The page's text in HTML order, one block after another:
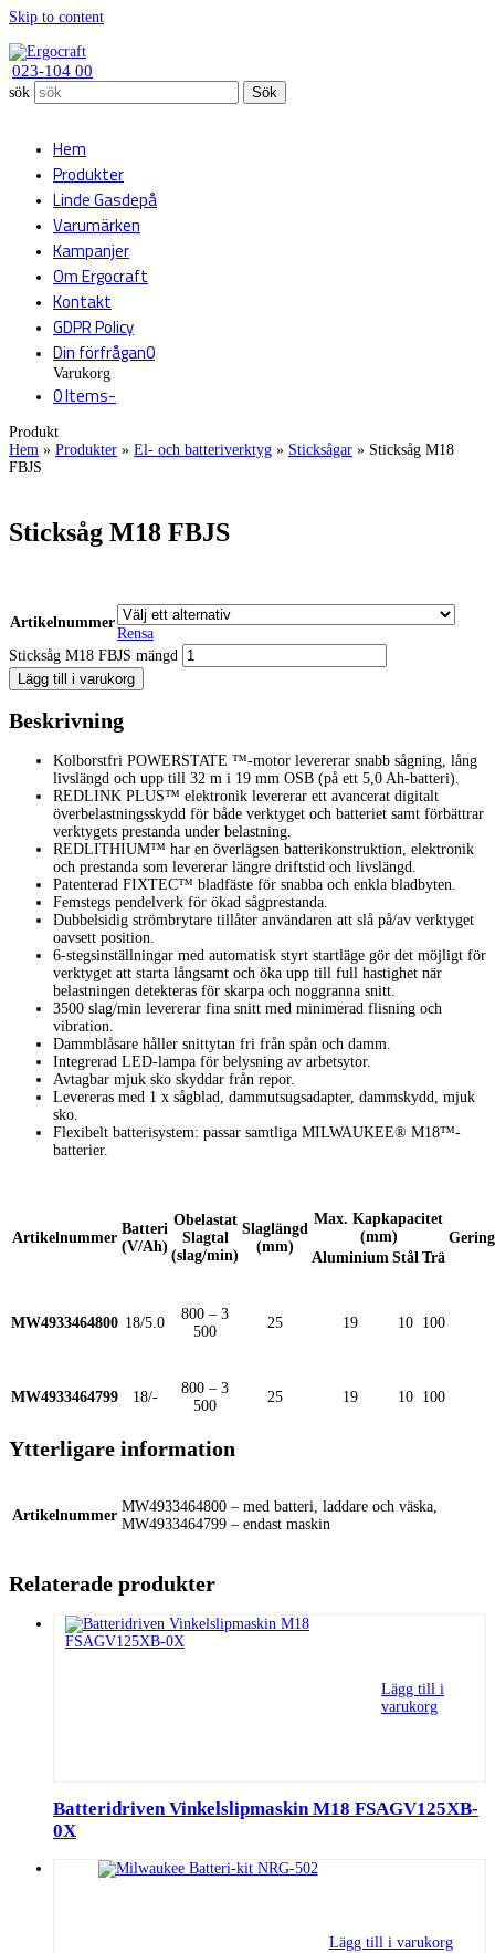
Skip to content
023-104 00
sök Sök
Hem
Produkter
Linde Gasdepå
Varumärken
Kampanjer
Om Ergocraft
Kontakt
GDPR Policy
Din förfrågan0
Varukorg
0 Items-
Produkt
Hem » Produkter » El- och batteriverktyg » Sticksågar » Sticksåg M18
FBJS
Sticksåg M18 FBJS
Artikelnummer
Rensa
Sticksåg M18 FBJS mängd
Lägg till i varukorg
Beskrivning
Kolborstfri POWERSTATE ™-motor levererar snabb sågning, lång
livslängd och upp till 32 m i 19 mm OSB (på ett 5,0 Ah-batteri).
REDLINK PLUS™ elektronik levererar ett avancerat digitalt
överbelastningsskydd för både verktyget och batteriet samt förbättrar
verktygets prestanda under belastning.
REDLITHIUM™ har en överlägsen batterikonstruktion, elektronik
och prestanda som levererar längre driftstid och livslängd.
Patenterad FIXTEC™ bladfäste för snabba och enkla bladbyten.
Femstegs pendelverk för ökad sågprestanda.
Dubbelsidig strömbrytare tillåter användaren att slå på/av verktyget
oavsett position.
6-stegsinställningar med automatisk styrt startläge gör det möjligt för
verktyget att starta långsamt och öka upp till full hastighet när
belastningen detekteras för skarpa och noggranna snitt.
3500 slag/min levererar fina snitt med minimerad flisning och
vibration.
Dammblåsare håller snittytan fri från spån och damm.
Integrerad LED-lampa för belysning av arbetsytor.
Avtagbar mjuk sko skyddar från repor.
Levereras med 1 x sågblad, dammutsugsadapter, dammskydd, mjuk
sko.
Flexibelt batterisystem: passar samtliga MILWAUKEE® M18™-
batterier.
Artikelnummer
Batteri
(V/Ah)
Obelastat
Slagtal
(slag/min)
Slaglängd
(mm)
Max. Kapkapacitet
(mm)
Aluminium Stål Trä
MW4933464800 18/5.0
800 – 3
500
25 19 10 100
MW4933464799 18/-
800 – 3
500
25 19 10 100
Ytterligare information
Artikelnummer
MW4933464800 – med batteri, laddare och väska,
MW4933464799 – endast maskin
Relaterade produkter
Lägg till i
varukorg
Batteridriven Vinkelslipmaskin M18 FSAGV125XB-
0X
Lägg till i varukorg